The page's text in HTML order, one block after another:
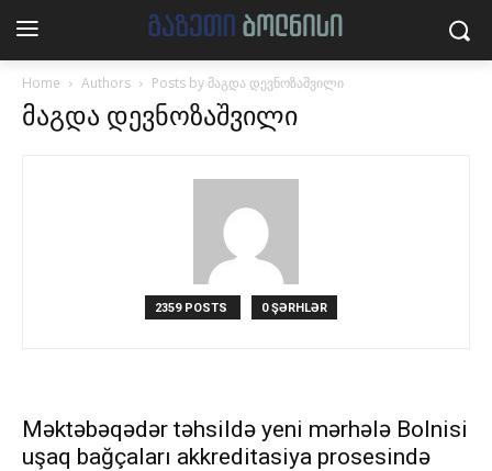
Home Authors Posts by მაგდა დევნოზაშვილი
მაგდა დევნოზაშვილი
2359 POSTS 0 ŞƏRHLƏR
Məktəbəqədər təhsildə yeni mərhələ Bolnisi
uşaq bağçaları akkreditasiya prosesində